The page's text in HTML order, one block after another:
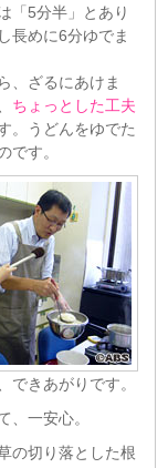
「5分半」とあり
長めに6分ゆでま
、ざるにあけま
ちょっとした工夫
。うどんをゆでた
です。
できあがりです。
、一安心。
の切り落とした根